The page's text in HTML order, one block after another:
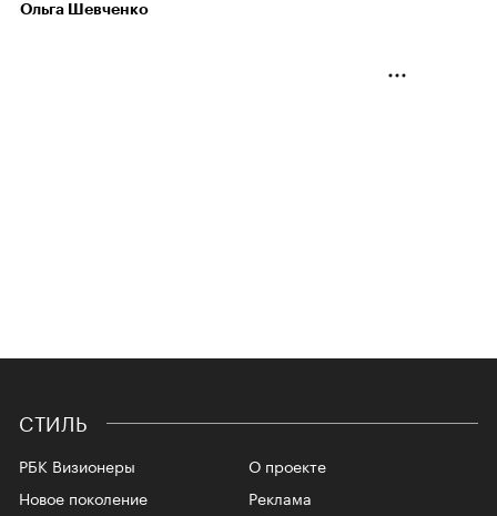
Ольга Шевченко
СТИЛЬ
РБК Визионеры
Новое поколение
О проекте
Реклама